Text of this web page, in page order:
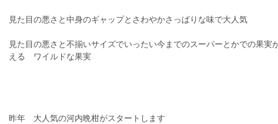
見た目の悪さと中身のギャップとさわやかさっぱりな味で大人気
見た目の悪さと不揃いサイズでいったい今までのスーパーとかでの果実
える ワイルドな果実
昨年 大人気の河内晩柑がスタートします